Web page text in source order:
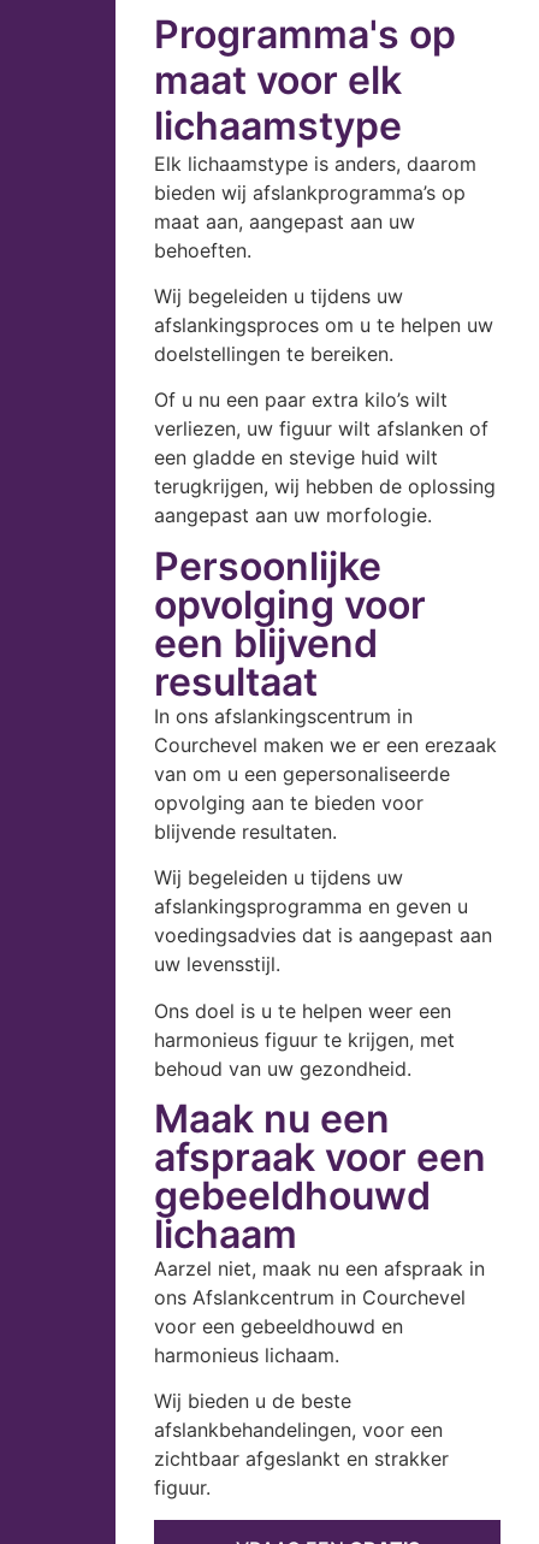
Programma's op
maat voor elk
lichaamstype
Elk lichaamstype is anders, daarom
bieden wij afslankprogramma’s op
maat aan, aangepast aan uw
behoeften.
Wij begeleiden u tijdens uw
afslankingsproces om u te helpen uw
doelstellingen te bereiken.
Of u nu een paar extra kilo’s wilt
verliezen, uw figuur wilt afslanken of
een gladde en stevige huid wilt
terugkrijgen, wij hebben de oplossing
aangepast aan uw morfologie.
Persoonlijke
opvolging voor
een blijvend
resultaat
In ons afslankingscentrum in
Courchevel maken we er een erezaak
van om u een gepersonaliseerde
opvolging aan te bieden voor
blijvende resultaten.
Wij begeleiden u tijdens uw
afslankingsprogramma en geven u
voedingsadvies dat is aangepast aan
uw levensstijl.
Ons doel is u te helpen weer een
harmonieus figuur te krijgen, met
behoud van uw gezondheid.
Maak nu een
afspraak voor een
gebeeldhouwd
lichaam
Aarzel niet, maak nu een afspraak in
ons Afslankcentrum in Courchevel
voor een gebeeldhouwd en
harmonieus lichaam.
Wij bieden u de beste
afslankbehandelingen, voor een
zichtbaar afgeslankt en strakker
figuur.